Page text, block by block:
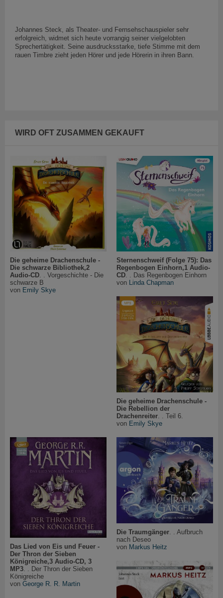
Johannes Steck, als Theater- und Fernsehschauspieler sehr
erfolgreich, widmet sich heute vorrangig seiner vielgelobten
Sprechertätigkeit. Seine ausdrucksstarke, tiefe Stimme mit dem
rauen Timbre zieht jeden Hörer und jede Hörerin in ihren Bann.
WIRD OFT ZUSAMMEN GEKAUFT
Die geheime Drachenschule -
Die schwarze Bibliothek,2
Audio-CD. . Vorgeschichte - Die
schwarze B
von Emily Skye
Sternenschweif (Folge 75): Das
Regenbogen Einhorn,1 Audio-
CD. . Das Regenbogen Einhorn
von Linda Chapman
Die geheime Drachenschule -
Die Rebellion der
Drachenreiter . . Teil 6.
von Emily Skye
Das Lied von Eis und Feuer -
Der Thron der Sieben
Königreiche,3 Audio-CD, 3
MP3 . . Der Thron der Sieben
Königreiche
von George R. R. Martin
Die Traumgänger. . Aufbruch
nach Deseo
von Markus Heitz